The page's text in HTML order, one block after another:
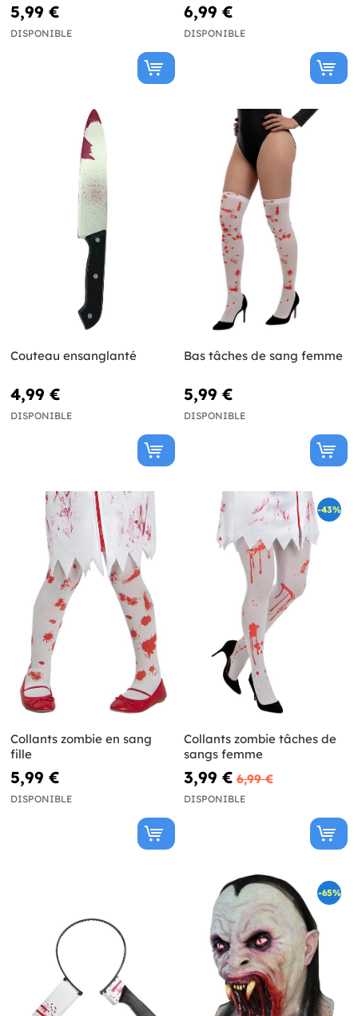
5,99 €
DISPONIBLE
6,99 €
DISPONIBLE
Couteau ensanglanté
4,99 €
DISPONIBLE
Bas tâches de sang femme
5,99 €
DISPONIBLE
Collants zombie en sang
fille
5,99 €
DISPONIBLE
-43%
Collants zombie tâches de
sangs femme
3,99 € 6,99 €
DISPONIBLE
-65%